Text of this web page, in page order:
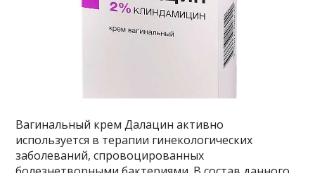
Вагинальный крем Далацин активно
используется в терапии гинекологических
заболеваний, спровоцированных